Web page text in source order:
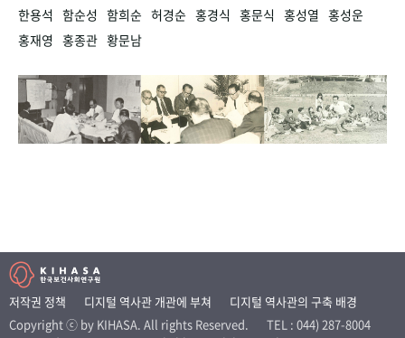
한용석 함순성 함희순 허경순 홍경식 홍문식 홍성열 홍성운
홍재영 홍종관 황문남
저작권 정책 디지털 역사관 개관에 부쳐
디지털 역사관의 구축 배경
Copyright ⓒ by KIHASA. All rights Reserved.
TEL : 044) 287-8004